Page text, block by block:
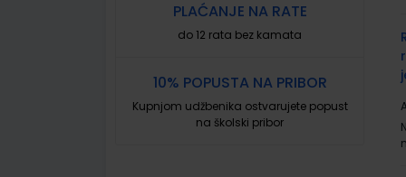
PLAĆANJE NA RATE
do 12 rata bez kamata
10% POPUSTA NA PRIBOR
Kupnjom udžbenika ostvarujete popust
na školski pribor